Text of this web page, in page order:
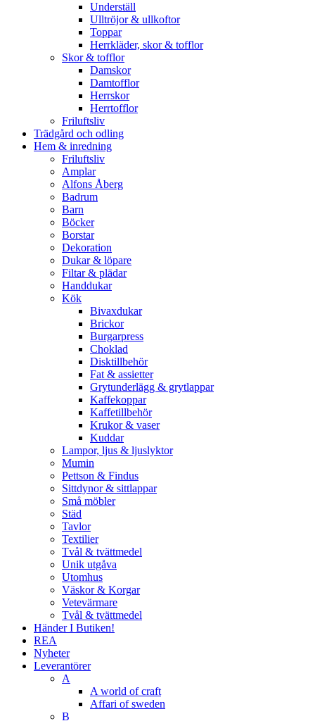
Underställ
Ulltröjor & ullkoftor
Toppar
Herrkläder, skor & tofflor
Skor & tofflor
Damskor
Damtofflor
Herrskor
Herrtofflor
Friluftsliv
Trädgård och odling
Hem & inredning
Friluftsliv
Amplar
Alfons Åberg
Badrum
Barn
Böcker
Borstar
Dekoration
Dukar & löpare
Filtar & plädar
Handdukar
Kök
Bivaxdukar
Brickor
Burgarpress
Choklad
Disktillbehör
Fat & assietter
Grytunderlägg & grytlappar
Kaffekoppar
Kaffetillbehör
Krukor & vaser
Kuddar
Lampor, ljus & ljuslyktor
Mumin
Pettson & Findus
Sittdynor & sittlappar
Små möbler
Städ
Tavlor
Textilier
Tvål & tvättmedel
Unik utgåva
Utomhus
Väskor & Korgar
Vetevärmare
Tvål & tvättmedel
Händer I Butiken!
REA
Nyheter
Leverantörer
A
A world of craft
Affari of sweden
B